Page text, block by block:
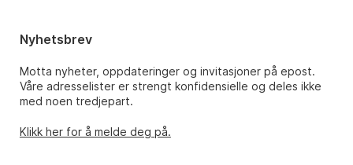
Nyhetsbrev
Motta nyheter, oppdateringer og invitasjoner på epost.
Våre adresselister er strengt konfidensielle og deles ikke
med noen tredjepart.
Klikk her for å melde deg på.